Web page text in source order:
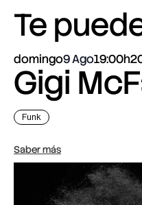
Te
domingo9 Ago19:00h
Gigi
Funk
Saber más